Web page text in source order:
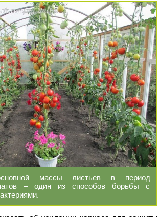
массы листьев в период
– один из способов борьбы с